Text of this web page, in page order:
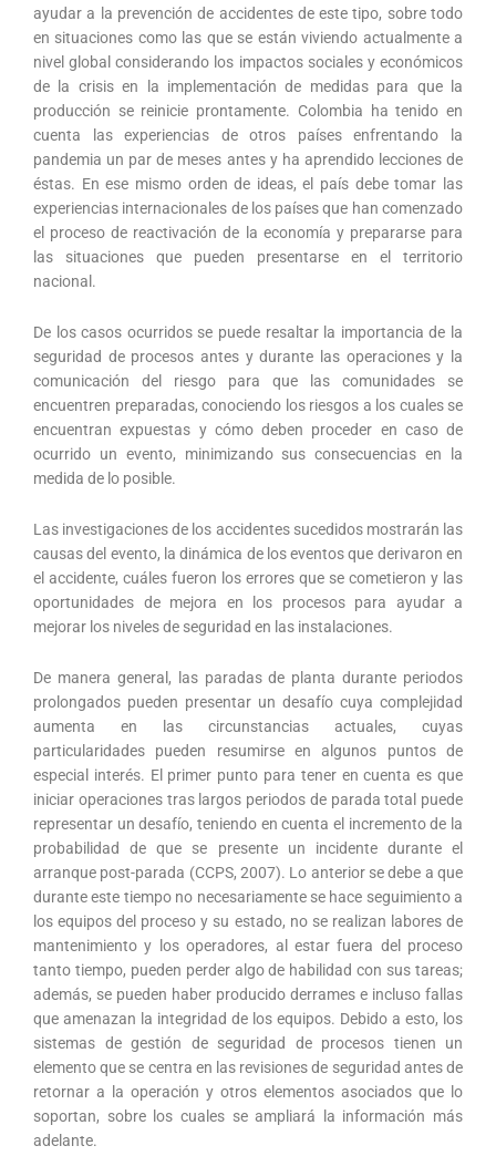
ayudar a la prevención de accidentes de este tipo, sobre todo
en situaciones como las que se están viviendo actualmente a
nivel global considerando los impactos sociales y económicos
de la crisis en la implementación de medidas para que la
producción se reinicie prontamente. Colombia ha tenido en
cuenta las experiencias de otros países enfrentando la
pandemia un par de meses antes y ha aprendido lecciones de
éstas. En ese mismo orden de ideas, el país debe tomar las
experiencias internacionales de los países que han comenzado
el proceso de reactivación de la economía y prepararse para
las situaciones que pueden presentarse en el territorio
nacional.
De los casos ocurridos se puede resaltar la importancia de la
seguridad de procesos antes y durante las operaciones y la
comunicación del riesgo para que las comunidades se
encuentren preparadas, conociendo los riesgos a los cuales se
encuentran expuestas y cómo deben proceder en caso de
ocurrido un evento, minimizando sus consecuencias en la
medida de lo posible.
Las investigaciones de los accidentes sucedidos mostrarán las
causas del evento, la dinámica de los eventos que derivaron en
el accidente, cuáles fueron los errores que se cometieron y las
oportunidades de mejora en los procesos para ayudar a
mejorar los niveles de seguridad en las instalaciones.
De manera general, las paradas de planta durante periodos
prolongados pueden presentar un desafío cuya complejidad
aumenta en las circunstancias actuales, cuyas
particularidades pueden resumirse en algunos puntos de
especial interés. El primer punto para tener en cuenta es que
iniciar operaciones tras largos periodos de parada total puede
representar un desafío, teniendo en cuenta el incremento de la
probabilidad de que se presente un incidente durante el
arranque post-parada (CCPS, 2007). Lo anterior se debe a que
durante este tiempo no necesariamente se hace seguimiento a
los equipos del proceso y su estado, no se realizan labores de
mantenimiento y los operadores, al estar fuera del proceso
tanto tiempo, pueden perder algo de habilidad con sus tareas;
además, se pueden haber producido derrames e incluso fallas
que amenazan la integridad de los equipos. Debido a esto, los
sistemas de gestión de seguridad de procesos tienen un
elemento que se centra en las revisiones de seguridad antes de
retornar a la operación y otros elementos asociados que lo
soportan, sobre los cuales se ampliará la información más
adelante.